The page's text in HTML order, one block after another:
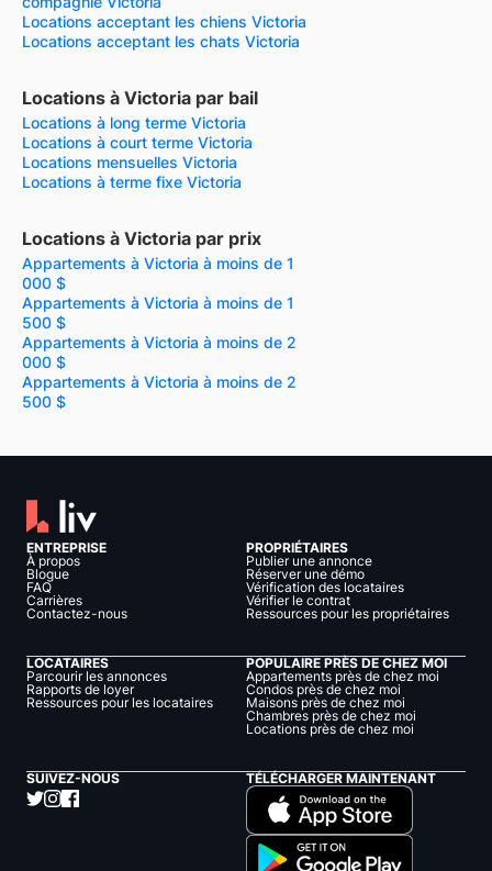
Locations acceptant les chiens Victoria
Locations acceptant les chats Victoria
Locations à Victoria par bail
Locations à long terme Victoria
Locations à court terme Victoria
Locations mensuelles Victoria
Locations à terme fixe Victoria
Locations à Victoria par prix
Appartements à Victoria à moins de 1
000 $
Appartements à Victoria à moins de 1
500 $
Appartements à Victoria à moins de 2
000 $
Appartements à Victoria à moins de 2
500 $
ENTREPRISE
À propos
Blogue
FAQ
Carrières
Contactez-nous
PROPRIÉTAIRES
Publier une annonce
Réserver une démo
Vérification des locataires
Vérifier le contrat
Ressources pour les propriétaires
LOCATAIRES
Parcourir les annonces
Rapports de loyer
Ressources pour les locataires
POPULAIRE PRÈS DE CHEZ MOI
Appartements près de chez moi
Condos près de chez moi
Maisons près de chez moi
Chambres près de chez moi
Locations près de chez moi
SUIVEZ-NOUS TÉLÉCHARGER MAINTENANT